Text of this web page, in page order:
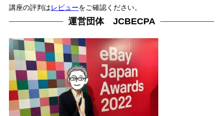
講座の評判はレビューをご確認ください。
運営団体 JCBECPA